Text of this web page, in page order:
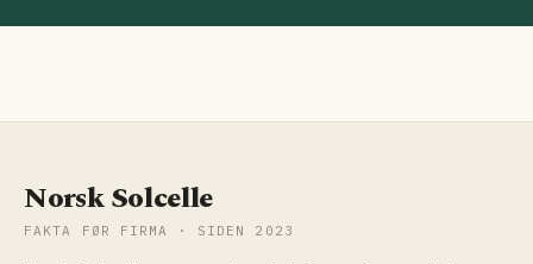
Norsk Solcelle
FAKTA FØR FIRMA · SIDEN 2023